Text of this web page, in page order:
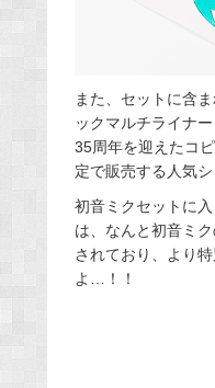
また、セットに含
ックマルチライナ
35周年を迎えたコ
定で販売する人気シ
初音ミクセットに
は、なんと初音ミ
されており、より
よ…！！